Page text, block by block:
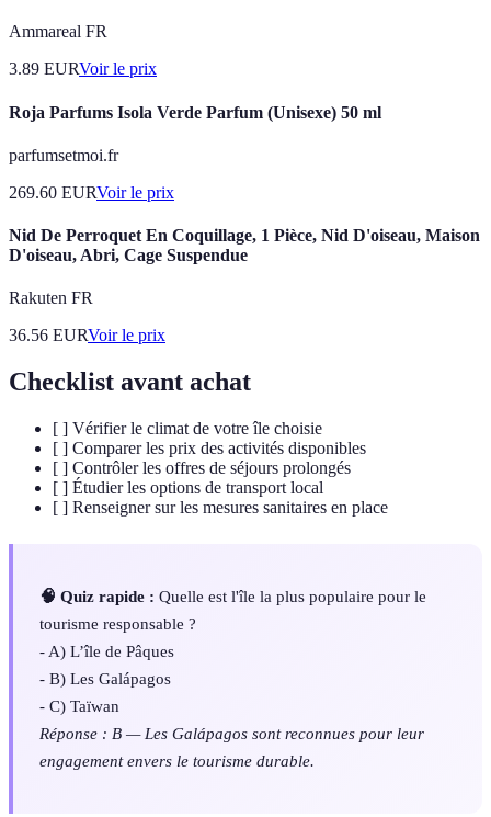
Ammareal FR
3.89 EURVoir le prix
Roja Parfums Isola Verde Parfum (Unisexe) 50 ml
parfumsetmoi.fr
269.60 EURVoir le prix
Nid De Perroquet En Coquillage, 1 Pièce, Nid D'oiseau, Maison
D'oiseau, Abri, Cage Suspendue
Rakuten FR
36.56 EURVoir le prix
Checklist avant achat
[ ] Vérifier le climat de votre île choisie
[ ] Comparer les prix des activités disponibles
[ ] Contrôler les offres de séjours prolongés
[ ] Étudier les options de transport local
[ ] Renseigner sur les mesures sanitaires en place
🧠 Quiz rapide : Quelle est l'île la plus populaire pour le
tourisme responsable ?
- A) L’île de Pâques
- B) Les Galápagos
- C) Taïwan
Réponse : B — Les Galápagos sont reconnues pour leur
engagement envers le tourisme durable.